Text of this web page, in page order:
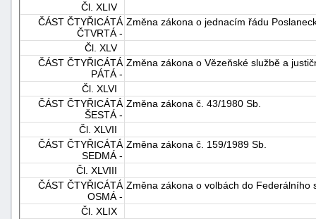
Čl. XLIV
ČÁST ČTYŘICÁTÁ
ČTVRTÁ -
Změna zákona o jednacím řádu
Čl. XLV
ČÁST ČTYŘICÁTÁ
PÁTÁ -
Změna zákona o Vězeňské službě a
Čl. XLVI
ČÁST ČTYŘICÁTÁ
ŠESTÁ -
Změna zákona č. 43/1980 Sb.
Čl. XLVII
ČÁST ČTYŘICÁTÁ
SEDMÁ -
Změna zákona č. 159/1989 Sb.
Čl. XLVIII
ČÁST ČTYŘICÁTÁ
OSMÁ -
Změna zákona o volbách do Federálního
Čl. XLIX